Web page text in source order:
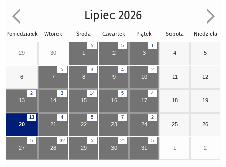
Lipiec 2026
Poniedziałek Wtorek Środa Czwartek Piątek Sobota Niedziela
29 30
5
1
5
2
1
3 4 5
6
5
7
3
8
4
9
2
10 11 12
2
13
3
14
14
15
5
16
4
17 18 19
13
20
4
21
5
22
7
23
2
24 25 26
5
27
32
28
5
29
21
30
5
31 1 2